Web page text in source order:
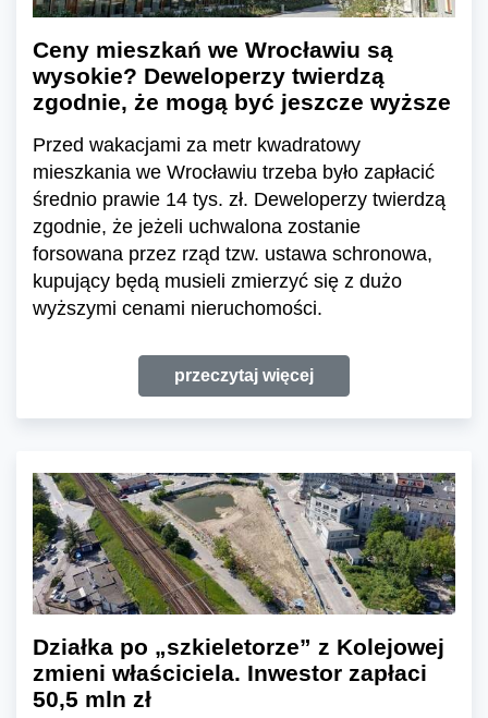
Ceny mieszkań we Wrocławiu są
wysokie? Deweloperzy twierdzą
zgodnie, że mogą być jeszcze wyższe
Przed wakacjami za metr kwadratowy
mieszkania we Wrocławiu trzeba było zapłacić
średnio prawie 14 tys. zł. Deweloperzy twierdzą
zgodnie, że jeżeli uchwalona zostanie
forsowana przez rząd tzw. ustawa schronowa,
kupujący będą musieli zmierzyć się z dużo
wyższymi cenami nieruchomości.
przeczytaj więcej
Działka po „szkieletorze” z Kolejowej
zmieni właściciela. Inwestor zapłaci
50,5 mln zł